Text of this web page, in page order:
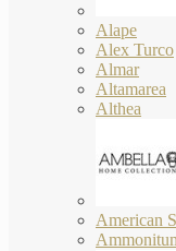
Alape
Alex Turco
Almar
Altamarea
Althea
American